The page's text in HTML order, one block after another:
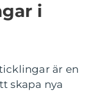
i
är en
skapa nya